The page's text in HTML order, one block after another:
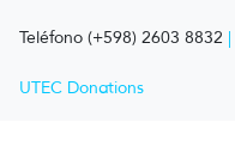
Teléfono (+598) 2603 8832 |
UTEC Donations